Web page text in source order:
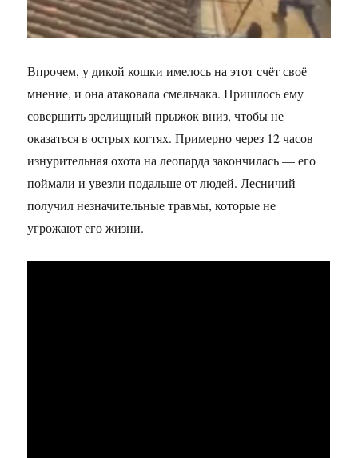
Впрочем, у дикой кошки имелось на этот счёт своё
мнение, и она атаковала смельчака. Пришлось ему
совершить зрелищный прыжок вниз, чтобы не
оказаться в острых когтях. Примерно через 12 часов
изнурительная охота на леопарда закончилась — его
поймали и увезли подальше от людей. Лесничий
получил незначительные травмы, которые не
угрожают его жизни.